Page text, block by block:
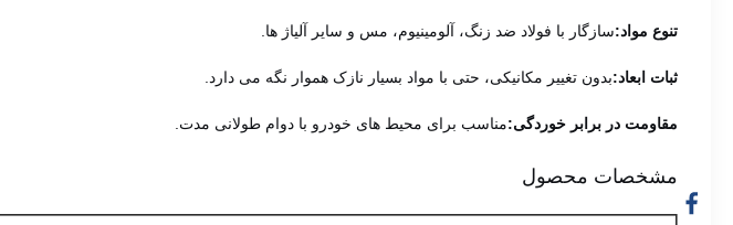
تنوع مواد:سازگار با فولاد ضد زنگ، آلومینیوم، مس و سایر آلیاژ ها.
ثبات ابعاد:بدون تغییر مکانیکی، حتی با مواد بسیار نازک هموار نگه می دارد.
مقاومت در برابر خوردگی:مناسب برای محیط های خودرو با دوام طولانی مدت.
مشخصات محصول